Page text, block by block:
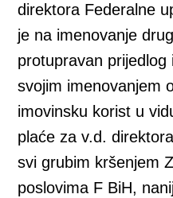
direktora Federalne
je na imenovanje
protupravan
svojim imenovanjem
imovinsku korist u
plaće za v.d.
svi grubim kršenjem
poslovima F BiH,